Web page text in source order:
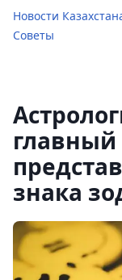
Новости
Советы
главный
знака